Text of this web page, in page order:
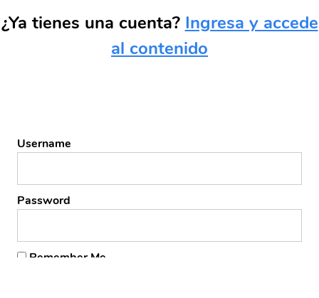
¿Ya tienes una cuenta? Ingresa y accede
al contenido
Username
Password
Remember Me